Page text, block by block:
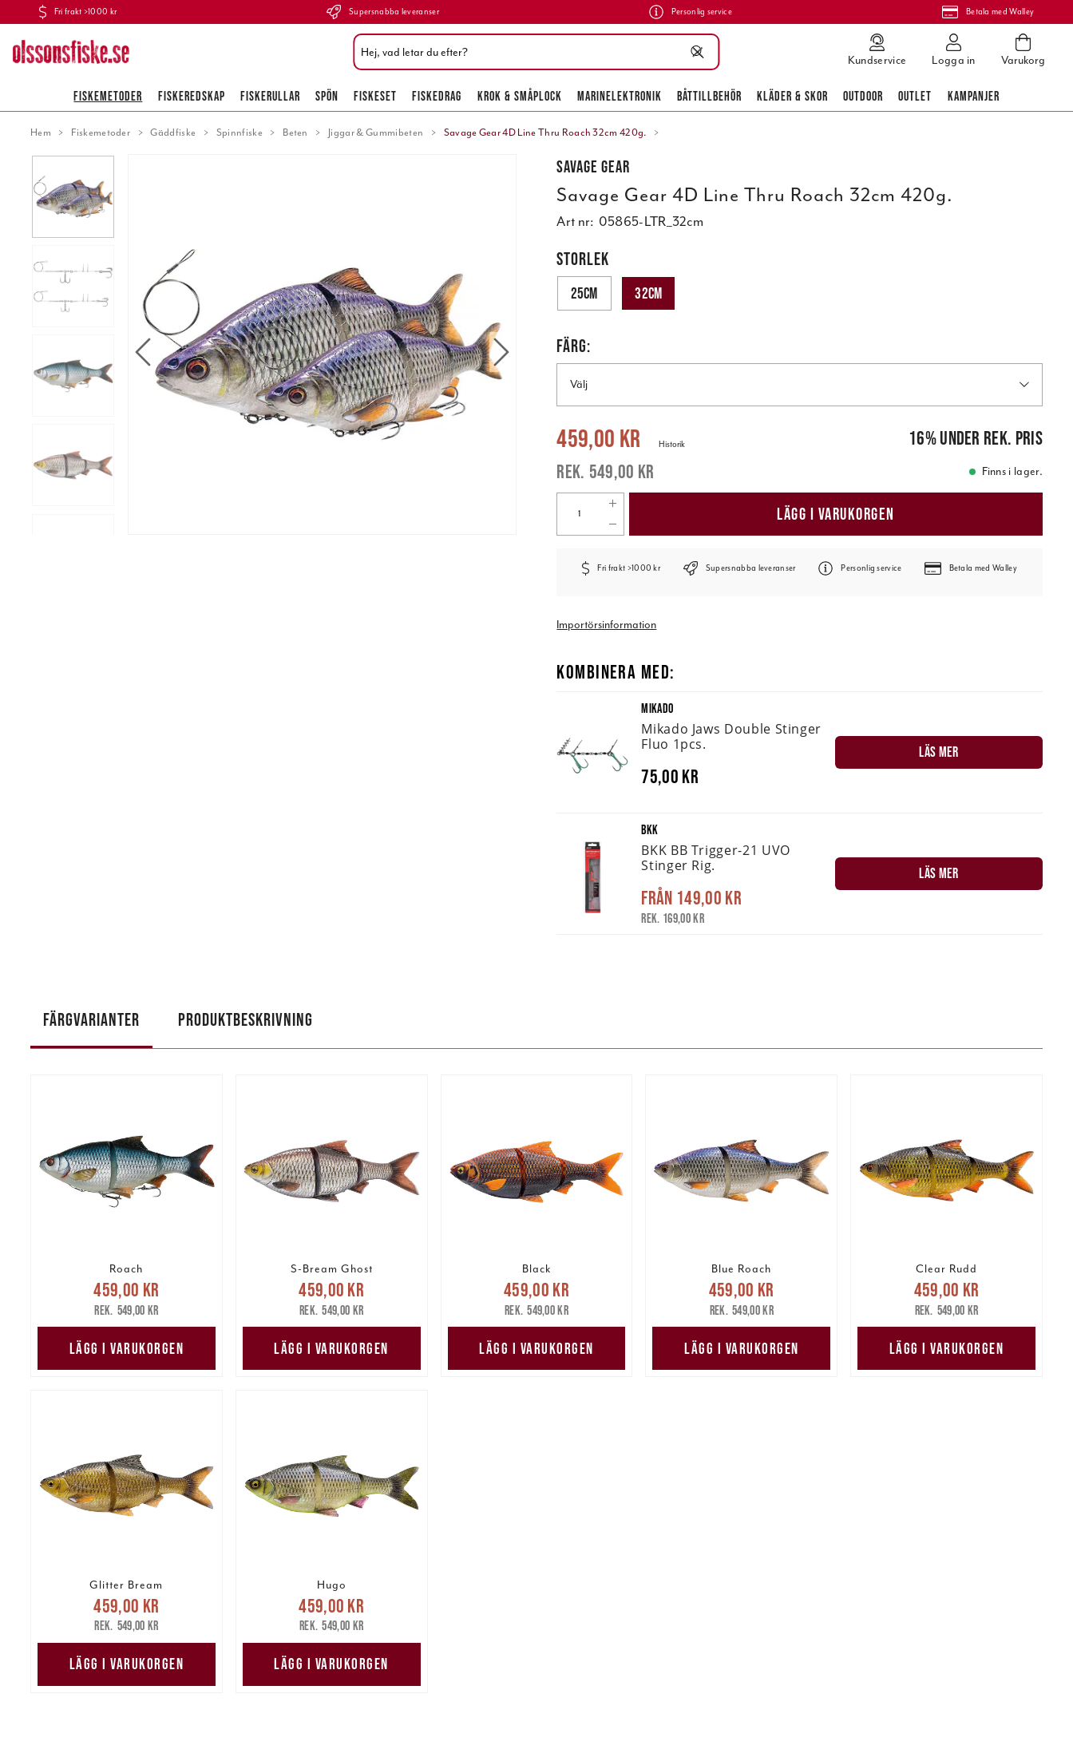
Fri frakt >1000 kr Supersnabba leveranser Personlig service Betala med Walley
Kundservice Logga in Varukorg
FISKEMETODER FISKEREDSKAP FISKERULLAR SPÖN FISKESET FISKEDRAG KROK & SMÅPLOCK MARINELEKTRONIK BÅTTILLBEHÖR KLÄDER & SKOR OUTDOOR OUTLET KAMPANJER
Hem Fiskemetoder Gäddfiske Spinnfiske Beten Jiggar & Gummibeten Savage Gear 4D Line Thru Roach 32cm 420g.
Savage Gear
Savage Gear 4D Line Thru Roach 32cm 420g.
Art nr: 05865-LTR_32cm
STORLEK
25cm 32cm
FÄRG:
Välj
Nuvarande pris:459,00 kr
459,00 kr
549,00 kr
Historik 16%under rek. pris
Finns i lager.
LÄGG I VARUKORGEN
Fri frakt >1000 kr Supersnabba leveranser Personlig service Betala med Walley
Importörsinformation
KOMBINERA MED:
MIKADO
Mikado Jaws Double Stinger
Fluo 1pcs.
75,00 kr
LÄS MER
BKK
BKK BB Trigger-21 UVO
Stinger Rig.
Från 149,00 kr
Rek. 169,00 kr
LÄS MER
FÄRGVARIANTER PRODUKTBESKRIVNING
Roach
Nuvarande pris
459,00 krTidigare pris
549,00 kr
459,00 kr
549,00 kr
LÄGG I VARUKORGEN
S-Bream Ghost
Nuvarande pris
459,00 krTidigare pris
549,00 kr
459,00 kr
549,00 kr
LÄGG I VARUKORGEN
Black
Nuvarande pris
459,00 krTidigare pris
549,00 kr
459,00 kr
549,00 kr
LÄGG I VARUKORGEN
Blue Roach
Nuvarande pris
459,00 krTidigare pris
549,00 kr
459,00 kr
549,00 kr
LÄGG I VARUKORGEN
Clear Rudd
Nuvarande pris
459,00 krTidigare pris
549,00 kr
459,00 kr
549,00 kr
LÄGG I VARUKORGEN
Glitter Bream
Nuvarande pris
459,00 krTidigare pris
549,00 kr
459,00 kr
549,00 kr
LÄGG I VARUKORGEN
Hugo
Nuvarande pris
459,00 krTidigare pris
549,00 kr
459,00 kr
549,00 kr
LÄGG I VARUKORGEN